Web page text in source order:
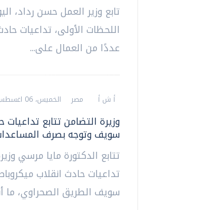
تابع وزير العمل حسن رداد،
اللحظات الأولى، تداعيات
عددًا من العمال على...
أ ش أ مصر الخميس، 06 اغسطس 2026 06:50 م
وزيرة التضامن تتابع
سويف وتوجه بصرف
تتابع الدكتورة مايا مرسي
تداعيات حادث انقلاب
سويف الطريق الصحراوي، ما